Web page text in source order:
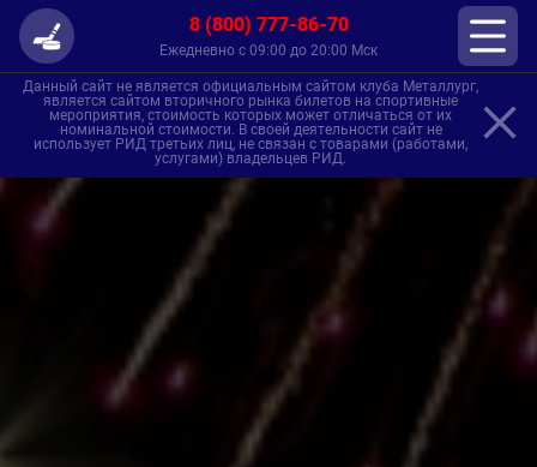
8 (800) 777-86-70
Ежедневно с 09:00 до 20:00 Мск
Данный сайт не является официальным сайтом клуба Металлург,
является сайтом вторичного рынка билетов на спортивные
мероприятия, стоимость которых может отличаться от их
номинальной стоимости. В своей деятельности сайт не
использует РИД третьих лиц, не связан с товарами (работами,
услугами) владельцев РИД.